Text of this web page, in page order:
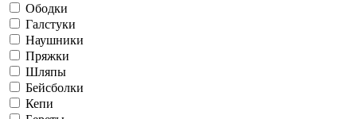
Ободки
Галстуки
Наушники
Пряжки
Шляпы
Бейсболки
Кепи